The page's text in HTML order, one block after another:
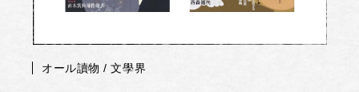
オール讀物 / 文學界